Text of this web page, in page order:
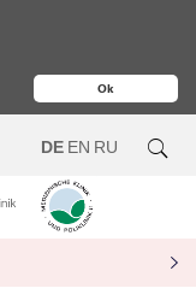
Ok
DE EN RU